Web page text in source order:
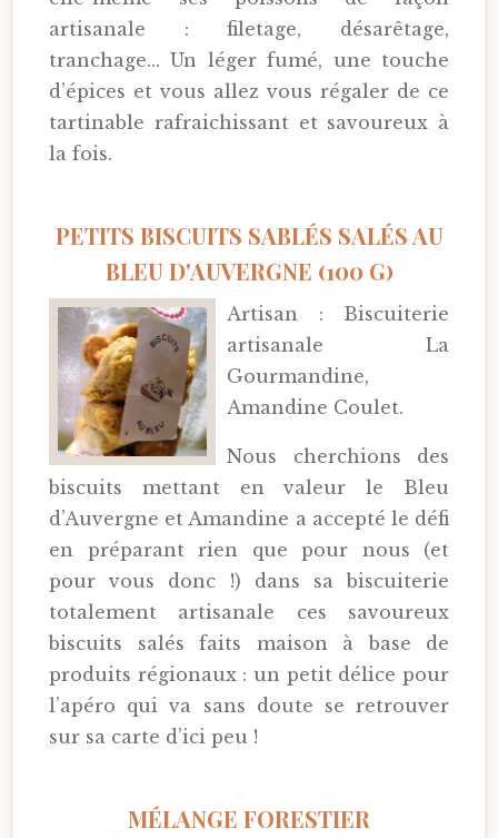
artisanale : filetage, désarêtage,
tranchage... Un léger fumé, une touche
d’épices et vous allez vous régaler de ce
tartinable rafraichissant et savoureux à
la fois.
PETITS BISCUITS SABLÉS SALÉS AU
BLEU D'AUVERGNE (100 G)
Artisan : Biscuiterie
artisanale La
Gourmandine,
Amandine Coulet.
Nous cherchions des
biscuits mettant en valeur le Bleu
d’Auvergne et Amandine a accepté le défi
en préparant rien que pour nous (et
pour vous donc !) dans sa biscuiterie
totalement artisanale ces savoureux
biscuits salés faits maison à base de
produits régionaux : un petit délice pour
l’apéro qui va sans doute se retrouver
sur sa carte d’ici peu !
MÉLANGE FORESTIER